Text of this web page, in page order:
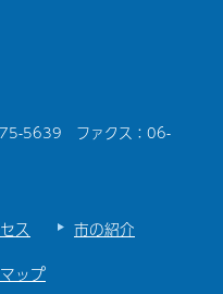
5639 ファクス：06-
ス
市の紹介
ップ